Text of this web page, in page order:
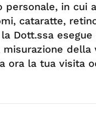
personale, in cui
cataratte,
Dott.ssa esegue
della
ora la tua visita